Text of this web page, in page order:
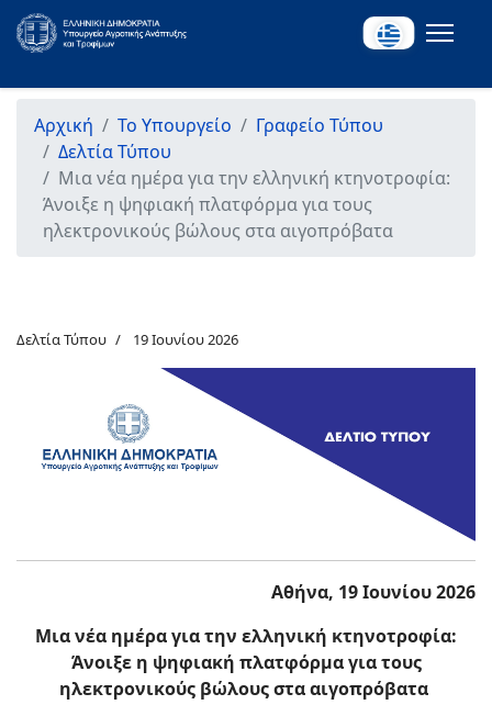
Αρχική Το Υπουργείο
Γραφείο Τύπου
Δελτία Τύπου
Μια νέα ημέρα για την ελληνική κτηνοτροφία:
Άνοιξε η ψηφιακή πλατφόρμα για τους
ηλεκτρονικούς βώλους στα αιγοπρόβατα
Δελτία Τύπου 19 Ιουνίου 2026
Αθήνα, 19 Ιουνίου 2026
Μια νέα ημέρα για την ελληνική κτηνοτροφία:
Άνοιξε η ψηφιακή πλατφόρμα για τους
ηλεκτρονικούς βώλους στα αιγοπρόβατα